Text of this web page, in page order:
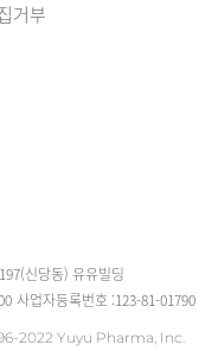
거부
신당동) 유유빌딩
사업자등록번호 :123-81-01790
2022 Yuyu Pharma, Inc.